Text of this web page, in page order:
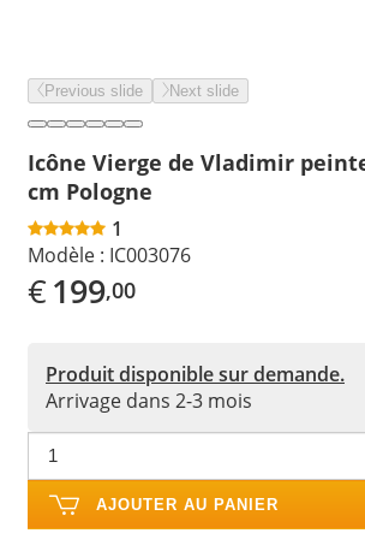
Previous slide Next slide
Icône Vierge de Vladimir
cm Pologne
1
Modèle : IC003076
€199,00
Produit disponible sur demande.
Arrivage dans 2-3 mois
AJOUTER AU PANIER